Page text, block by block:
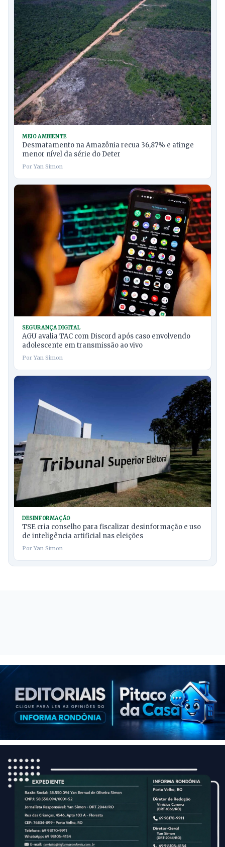
MEIO AMBIENTE
Desmatamento na Amazônia recua 36,87% e atinge
menor nível da série do Deter
Por Yan Simon
SEGURANÇA DIGITAL
AGU avalia TAC com Discord após caso envolvendo
adolescente em transmissão ao vivo
Por Yan Simon
DESINFORMAÇÃO
TSE cria conselho para fiscalizar desinformação e uso
de inteligência artificial nas eleições
Por Yan Simon